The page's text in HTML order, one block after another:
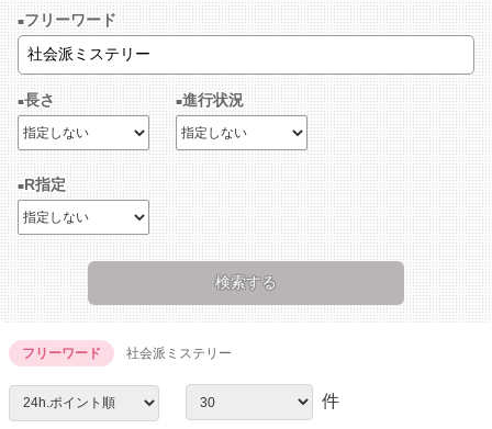
フリーワード
長さ 進行状況
R指定
フリーワード 社会派ミステリー
件